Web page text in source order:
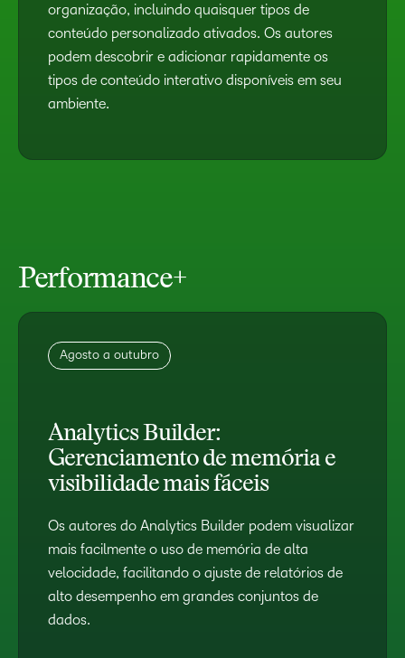
organização, incluindo quaisquer tipos de
conteúdo personalizado ativados. Os autores
podem descobrir e adicionar rapidamente os
tipos de conteúdo interativo disponíveis em seu
ambiente.
Performance+
Agosto a outubro
Analytics Builder:
Gerenciamento de memória e
visibilidade mais fáceis
Os autores do Analytics Builder podem visualizar
mais facilmente o uso de memória de alta
velocidade, facilitando o ajuste de relatórios de
alto desempenho em grandes conjuntos de
dados.